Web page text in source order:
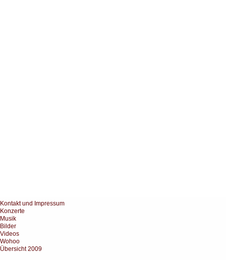
Kontakt und Impressum
Konzerte
Musik
Bilder
Videos
Wohoo
Übersicht 2009